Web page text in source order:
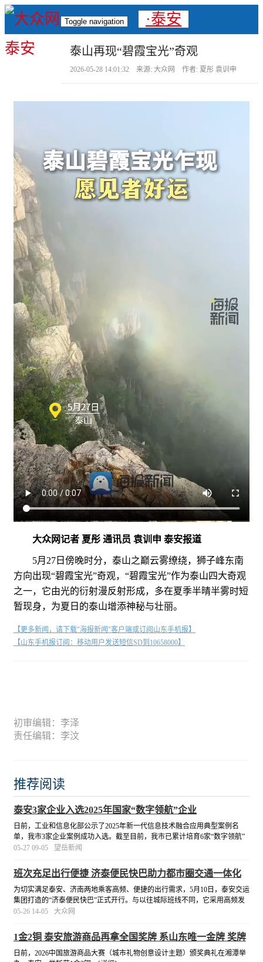
Toggle navigation ·泰安
泰山再现“碧霞宝光”奇观
2026-05-28 14:01:32 来源: 大众网 作者: 夏彤 袁训申
大众网记者 夏彤 通讯员 袁训申 泰安报道
5月27日傍晚时分，泰山之巅云雾缭绕，狮子峰东南
方向出现“碧霞宝光”奇观，“碧霞宝光”作为泰山四大奇观
之一，它由光的衍射漫反射形成，多在夏季半晴半雾时短
暂现身，为夏日的泰山增添神秘与壮丽。
【更多新闻，请下载"海报新闻"客户端或订阅山东手机报】
【山东手机报订阅：移动用户发送短信SD到10658000】
初审编辑：李泽
责任编辑：李汶
推荐阅读
泰安3家企业入选2025年国家“数字领航”企业
日前，工业和信息化部公示了2025年新一代信息技术融合应用典型案例名
单，我市3家企业案例成功入选。截至目前，我市已累计培育6家“数字领航”
企业，获评数量居全国城市首位。
05-27 09-05 望岳新闻
班次充足出行便捷 济泰便民快巴助力都市圈交通一体化
为切实满足泰安、济南两地乘客高频、便捷的出行需求，5月10日，泰安交运
集团打造的“济泰便民快巴”正式开行。与以往城际班线不同，它采用高频发
车模式，每45分钟一班，基本实现乘客“随到随走”，告别了等车焦虑。
05-26 14-05 大众网
1金2铜 泰安旅游商品再拿全国奖牌 系山东唯一金牌 奖牌
总数位列全省第一
日前，2026中国旅游商品大赛（城市礼物创意设计主题）颁奖典礼在湘潭举